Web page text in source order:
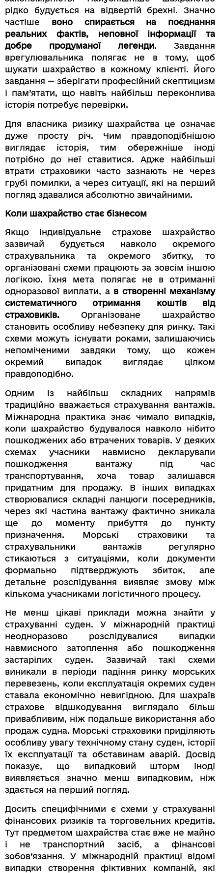
рідко будується на відвертій брехні. Значно
частіше воно спирається на поєднання
реальних фактів, неповної інформації та
добре продуманої легенди. Завдання
врегулювальника полягає не в тому, щоб
шукати шахрайство в кожному клієнті. Його
завдання — зберігати професійний скептицизм
і пам’ятати, що навіть найбільш переконлива
історія потребує перевірки.
Для власника ризику шахрайства це означає
дуже просту річ. Чим правдоподібнішою
виглядає історія, тим обережніше іноді
потрібно до неї ставитися. Адже найбільші
втрати страховики часто зазнають не через
грубі помилки, а через ситуації, які на перший
погляд здавалися абсолютно звичайними.
Коли шахрайство стає бізнесом
Якщо індивідуальне страхове шахрайство
зазвичай будується навколо окремого
страхувальника та окремого збитку, то
організовані схеми працюють за зовсім іншою
логікою. Їхня мета полягає не в отриманні
одноразової виплати, а в створенні механізму
систематичного отримання коштів від
страховиків. Організоване шахрайство
становить особливу небезпеку для ринку. Такі
схеми можуть існувати роками, залишаючись
непоміченими завдяки тому, що кожен
окремий випадок виглядає цілком
правдоподібно.
Одним із найбільш складних напрямів
традиційно вважається страхування вантажів.
Міжнародна практика знає чимало випадків,
коли шахрайство будувалося навколо нібито
пошкоджених або втрачених товарів. У деяких
схемах учасники навмисно декларували
пошкодження вантажу під час
транспортування, хоча товар залишався
придатним для продажу. В інших випадках
створювалися складні ланцюги посередників,
через які частина вантажу фактично зникала
ще до моменту прибуття до пункту
призначення. Морські страховики та
страхувальники вантажів регулярно
стикаються з ситуаціями, коли документи
формально підтверджують збиток, але
детальне розслідування виявляє змову між
кількома учасниками логістичного процесу.
Не менш цікаві приклади можна знайти у
страхуванні суден. У міжнародній практиці
неодноразово розслідувалися випадки
навмисного затоплення або пошкодження
застарілих суден. Зазвичай такі схеми
виникали в періоди падіння ринку морських
перевезень, коли експлуатація окремих суден
ставала економічно невигідною. Для шахраїв
страхове відшкодування виглядало більш
привабливим, ніж подальше використання або
продаж судна. Морські страховики приділяють
особливу увагу технічному стану суден, історії
їх експлуатації та обставинам аварій. Досвід
показує, що випадковий шторм іноді
виявляється значно менш випадковим, ніж
здається на перший погляд.
Досить специфічними є схеми у страхуванні
фінансових ризиків та торговельних кредитів.
Тут предметом шахрайства стає вже не майно
і не транспортний засіб, а фінансові
зобов’язання. У міжнародній практиці відомі
випадки створення фіктивних компаній, які